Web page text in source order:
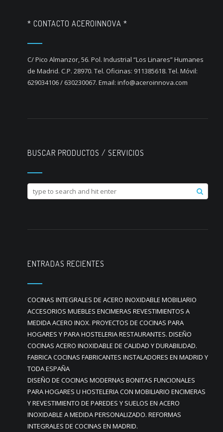
* CONTACTO ACEROINNOVA *
C/ Pico Almanzor, 56. Pol. Industrial “Los Linares” Humanes
de Madrid. C.P. 28970. Tel. Oficinas: 911385618. Tel. Móvil:
629034106 / 630230067. Email: info@aceroinnova.com
BUSCAR PRODUCTOS / SERVICIOS
ENTRADAS RECIENTES
COCINAS INTEGRALES DE ACERO INOXIDABLE MOBILIARIO
ACCESORIOS MUEBLES ENCIMERAS REVESTIMIENTOS A
MEDIDA ACERO INOX. PROYECTOS DE COCINAS PARA
HOGARES Y PARA HOSTELERIA RESTAURANTES. DISEÑO
COCINAS ACERO INOXIDABLE DE CALIDAD Y DURABILIDAD.
FABRICA COCINAS FABRICANTES INSTALADORES EN MADRID Y
TODA ESPAÑA
DISEÑO DE COCINAS MODERNAS BONITAS FUNCIONALES
PARA HOGARES U HOSTELERIA CON MOBILIARIO ENCIMERAS
Y REVESTIMIENTO DE PAREDES Y SUELOS EN ACERO
INOXIDABLE A MEDIDA PERSONALIZADO. REFORMAS
INTEGRALES DE COCINAS EN MADRID.